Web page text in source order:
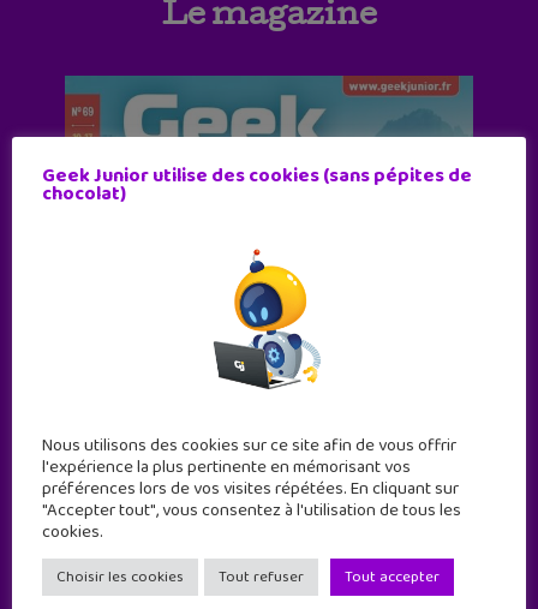
Le magazine
Geek Junior utilise des cookies (sans pépites de
chocolat)
Nous utilisons des cookies sur ce site afin de vous offrir
l'expérience la plus pertinente en mémorisant vos
préférences lors de vos visites répétées. En cliquant sur
"Accepter tout", vous consentez à l'utilisation de tous les
cookies.
Choisir les cookies Tout refuser Tout accepter